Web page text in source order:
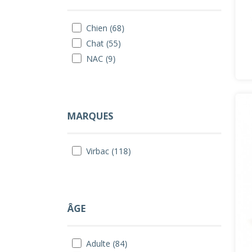
Chien (68)
Chat (55)
NAC (9)
MARQUES
Virbac (118)
ÂGE
Adulte (84)